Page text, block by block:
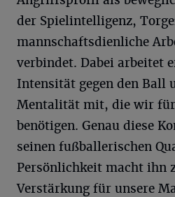
der Spielintelligenz,
mannschaftsdienliche
verbindet. Dabei arbeitet
Intensität gegen den Ball
Mentalität mit, die wir für
benötigen. Genau diese
seinen fußballerischen
Persönlichkeit macht ihn
Verstärkung für unsere